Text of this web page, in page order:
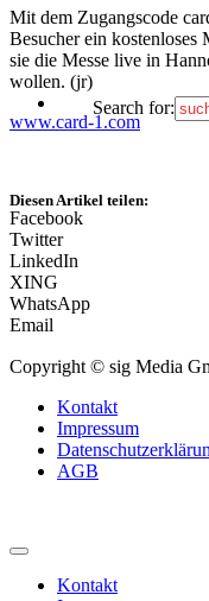
Search for:
Mit dem Zugangscode
Besucher ein kostenloses
sie die Messe live in
wollen. (jr)
www.card-1.com
Diesen Artikel teilen:
Facebook
Twitter
LinkedIn
XING
WhatsApp
Email
Copyright © sig Media
Kontakt
Impressum
AGB
Kontakt